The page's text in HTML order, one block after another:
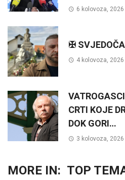
6 kolovoza, 2026
✠
4 kolovoza, 2026
CRTI KOJE
DOK GORI…
3 kolovoza, 2026
MORE IN: TOP